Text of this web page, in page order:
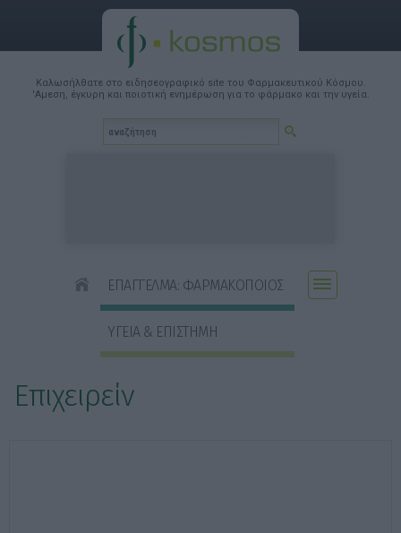
Καλωσήλθατε στο ειδησεογραφικό site του Φαρμακευτικού Κόσμου.
'Αμεση, έγκυρη και ποιοτική ενημέρωση για το φάρμακο και την υγεία.
ΕΠΑΓΓΕΛΜΑ: ΦΑΡΜΑΚΟΠΟΙΟΣ
ΥΓΕΙΑ & ΕΠΙΣΤΗΜΗ
Επιχειρείν